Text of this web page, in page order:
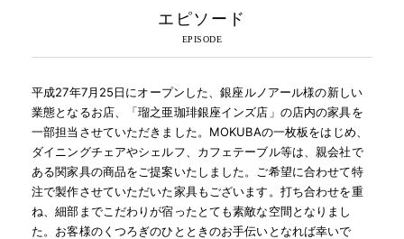
エピソード
平成27年7月25日にオープンした、銀座ルノアール様の新しい
業態となるお店、「瑠之亜珈琲銀座インズ店」の店内の家具を
一部担当させていただきました。MOKUBAの一枚板をはじめ、
ダイニングチェアやシェルフ、カフェテーブル等は、親会社で
ある関家具の商品をご提案いたしました。ご希望に合わせて特
注で製作させていただいた家具もございます。打ち合わせを重
ね、細部までこだわりが宿ったとても素敵な空間となりまし
た。お客様のくつろぎのひとときのお手伝いとなれば幸いで